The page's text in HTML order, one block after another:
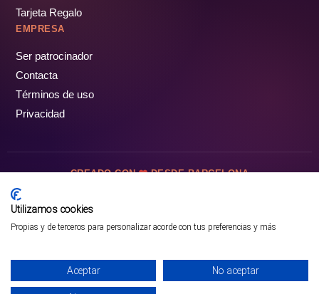
Tarjeta Regalo
EMPRESA
Ser patrocinador
Contacta
Términos de uso
Privacidad
CREADO CON DESDE BARCELONA
Utilizamos cookies
Propias y de terceros para personalizar acorde con tus preferencias y más
Aceptar No aceptar